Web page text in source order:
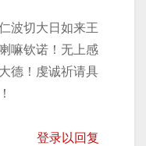
波切大日如来王
嘛钦诺！无上感
德！虔诚祈请具
登录以回复